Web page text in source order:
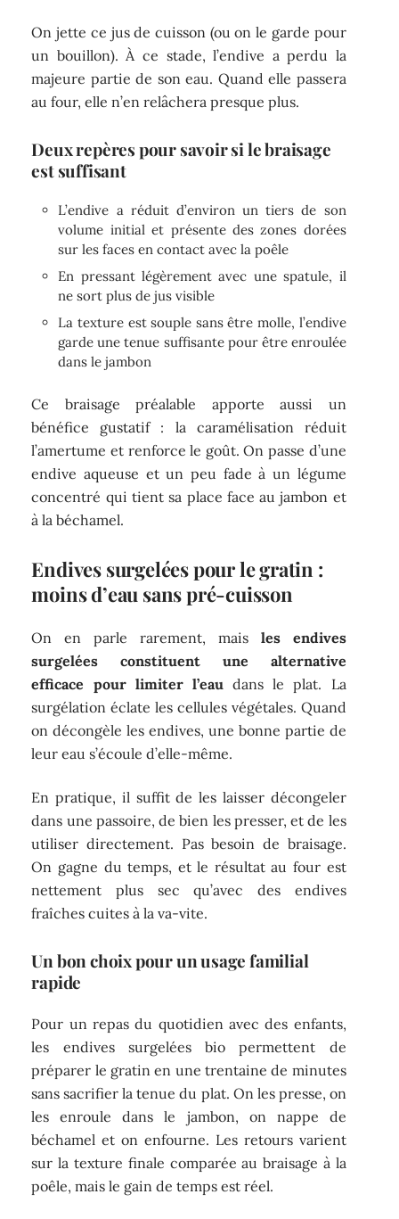
On jette ce jus de cuisson (ou on le garde pour
un bouillon). À ce stade, l’endive a perdu la
majeure partie de son eau. Quand elle passera
au four, elle n’en relâchera presque plus.
Deux repères pour savoir si le braisage
est suffisant
L’endive a réduit d’environ un tiers de son
volume initial et présente des zones dorées
sur les faces en contact avec la poêle
En pressant légèrement avec une spatule, il
ne sort plus de jus visible
La texture est souple sans être molle, l’endive
garde une tenue suffisante pour être enroulée
dans le jambon
Ce braisage préalable apporte aussi un
bénéfice gustatif : la caramélisation réduit
l’amertume et renforce le goût. On passe d’une
endive aqueuse et un peu fade à un légume
concentré qui tient sa place face au jambon et
à la béchamel.
Endives surgelées pour le gratin :
moins d’eau sans pré-cuisson
On en parle rarement, mais les endives
surgelées constituent une alternative
efficace pour limiter l’eaudans le plat. La
surgélation éclate les cellules végétales. Quand
on décongèle les endives, une bonne partie de
leur eau s’écoule d’elle-même.
En pratique, il suffit de les laisser décongeler
dans une passoire, de bien les presser, et de les
utiliser directement. Pas besoin de braisage.
On gagne du temps, et le résultat au four est
nettement plus sec qu’avec des endives
fraîches cuites à la va-vite.
Un bon choix pour un usage familial
rapide
Pour un repas du quotidien avec des enfants,
les endives surgelées bio permettent de
préparer le gratin en une trentaine de minutes
sans sacrifier la tenue du plat. On les presse, on
les enroule dans le jambon, on nappe de
béchamel et on enfourne. Les retours varient
sur la texture finale comparée au braisage à la
poêle, mais le gain de temps est réel.